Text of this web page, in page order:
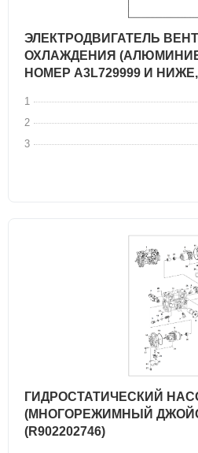
ЭЛЕКТРОДВИГАТЕЛЬ
ОХЛАЖДЕНИЯ
НОМЕР A3L729999 И
1
2
3
ГИДРОСТАТИЧЕСКИЙ
(МНОГОРЕЖИМНЫЙ
(R902202746)